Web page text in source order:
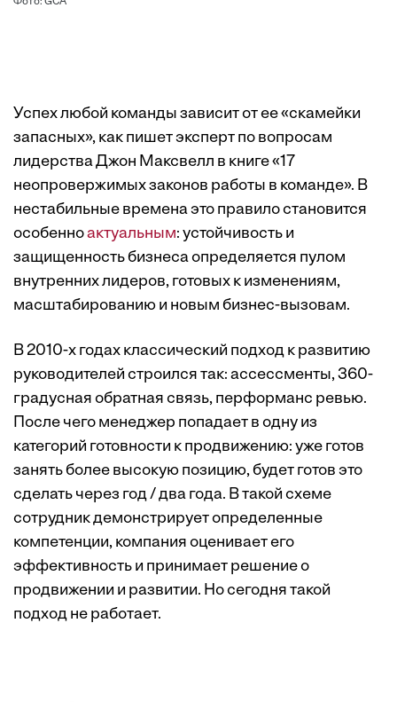
Успех любой команды зависит от ее «скамейки
запасных», как пишет эксперт по вопросам
лидерства Джон Максвелл в книге «17
неопровержимых законов работы в команде». В
нестабильные времена это правило становится
особенноактуальным: устойчивость и
защищенность бизнеса определяется пулом
внутренних лидеров, готовых к изменениям,
масштабированию и новым бизнес-вызовам.
В 2010-х годах классический подход к развитию
руководителей строился так: ассессменты, 360-
градусная обратная связь, перформанс ревью.
После чего менеджер попадает в одну из
категорий готовности к продвижению: уже готов
занять более высокую позицию, будет готов это
сделать через год / два года. В такой схеме
сотрудник демонстрирует определенные
компетенции, компания оценивает его
эффективность и принимает решение о
продвижении и развитии. Но сегодня такой
подход не работает.